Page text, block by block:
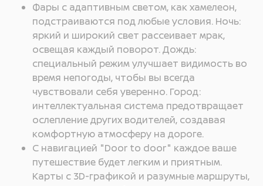
Фары с адаптивным светом, как хамелеон,
подстраиваются под любые условия. Ночь:
яркий и широкий свет рассеивает мрак,
освещая каждый поворот. Дождь:
специальный режим улучшает видимость во
время непогоды, чтобы вы всегда
чувствовали себя уверенно. Город:
интеллектуальная система предотвращает
ослепление других водителей, создавая
комфортную атмосферу на дороге.
С навигацией "Door to door" каждое ваше
путешествие будет легким и приятным.
Карты с 3D-графикой и разумные маршруты,